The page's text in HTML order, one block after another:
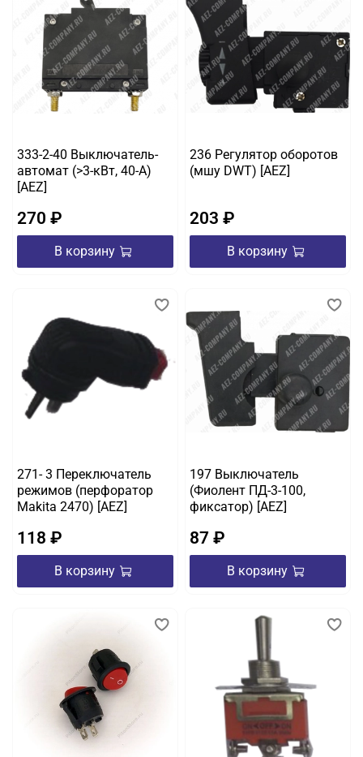
333-2-40 Выключатель-
автомат (>3-кВт, 40-A)
[AEZ]
270 ₽
В корзину
236 Регулятор оборотов
(мшу DWT) [AEZ]
203 ₽
В корзину
271- 3 Переключатель
режимов (перфоратор
Makita 2470) [AEZ]
118 ₽
В корзину
197 Выключатель
(Фиолент ПД-3-100,
фиксатор) [AEZ]
87 ₽
В корзину